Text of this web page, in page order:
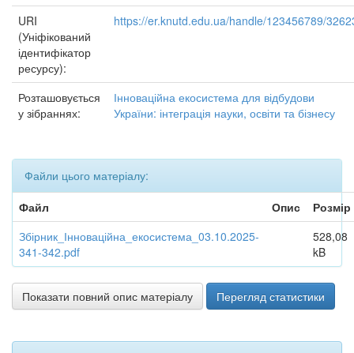
URI
(Уніфікований
ідентифікатор
ресурсу):
https://er.knutd.edu.ua/handle/123456789/
Розташовується
у зібраннях:
Інноваційна екосистема для відбудови
України: інтеграція науки, освіти та бізнесу
Файли цього матеріалу:
Файл
Опис
Розмір
Збірник_Інноваційна_екосистема_03.10.2025-
341-342.pdf
528,08
kB
Показати повний опис матеріалу Перегляд статистики